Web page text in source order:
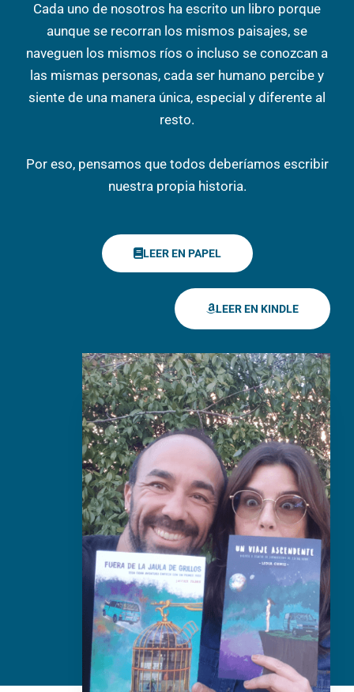
Cada uno de nosotros ha escrito un libro porque
aunque se recorran los mismos paisajes, se
naveguen los mismos ríos o incluso se conozcan a
las mismas personas, cada ser humano percibe y
siente de una manera única, especial y diferente al
resto.
Por eso, pensamos que todos deberíamos escribir
nuestra propia historia.
LEER EN PAPEL
LEER EN KINDLE